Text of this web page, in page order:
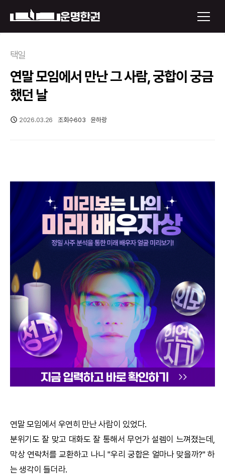
운명한권 보기
오늘의 운세
궁합
택일
작명
꿈해몽
수리사주
운세구독
문의사항
택일
연말 모임에서 만난 그 사람, 궁합이 궁금
했던 날
2026.03.26 조회수603 윤하랑
연말 모임에서 우연히 만난 사람이 있었다.
분위기도 잘 맞고 대화도 잘 통해서 무언가 설렘이 느껴졌는데,
막상 연락처를 교환하고 나니 "우리궁합은 얼마나 맞을까?" 하
는 생각이 들더라.